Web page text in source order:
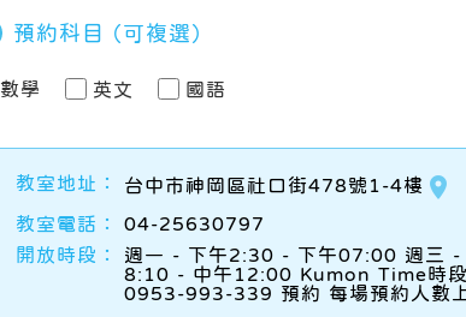
預約科目 （可複選）
數學 英文 國語
教室地址： 台中市神岡區社口街478號1-4樓 place
教室電話：
04-25630797
開放時段：
週一 - 下午2:30 - 下午07:00 週三
8:10 - 中午12:00 Kumon Time時
0953-993-339 預約 每場預約人數